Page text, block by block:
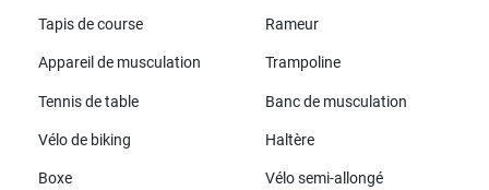
Tapis de course Rameur
Appareil de musculation Trampoline
Tennis de table Banc de musculation
Vélo de biking Haltère
Boxe Vélo semi-allongé